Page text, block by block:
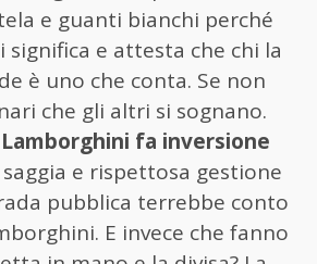
e guanti bianchi perché
significa e attesta che chi la
è uno che conta. Se non
che gli altri si sognano.
fa inversione
e rispettosa gestione
pubblica terrebbe conto
E invece che fanno